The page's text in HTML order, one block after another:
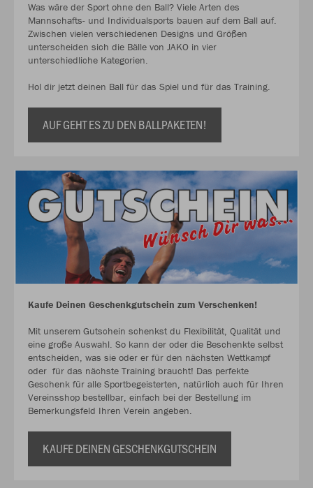
Was wäre der Sport ohne den Ball? Viele Arten des
Mannschafts- und Individualsports bauen auf dem Ball auf.
Zwischen vielen verschiedenen Designs und Größen
unterscheiden sich die Bälle von JAKO in vier
unterschiedliche Kategorien.
Hol dir jetzt deinen Ball für das Spiel und für das Training.
AUF GEHT ES ZU DEN BALLPAKETEN!
Kaufe Deinen Geschenkgutschein zum Verschenken!
Mit unserem Gutschein schenkst du Flexibilität, Qualität und
eine große Auswahl. So kann der oder die Beschenkte selbst
entscheiden, was sie oder er für den nächsten Wettkampf
oder für das nächste Training braucht! Das perfekte
Geschenk für alle Sportbegeisterten, natürlich auch für Ihren
Vereinsshop bestellbar, einfach bei der Bestellung im
Bemerkungsfeld Ihren Verein angeben.
KAUFE DEINEN GESCHENKGUTSCHEIN